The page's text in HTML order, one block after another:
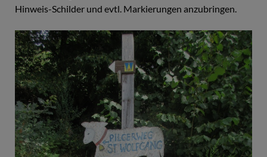
Hinweis-Schilder und evtl. Markierungen anzubringen.